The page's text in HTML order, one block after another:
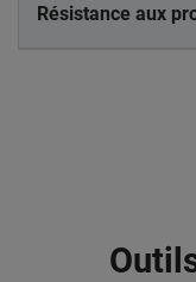
Résistance aux